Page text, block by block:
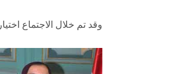
وقد تم خلال الاجتماع